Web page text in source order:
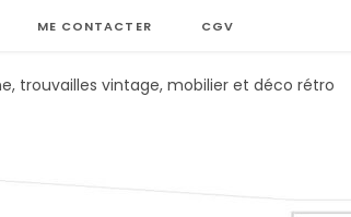
ME CONTACTER CGV
trouvailles vintage, mobilier et déco rétro